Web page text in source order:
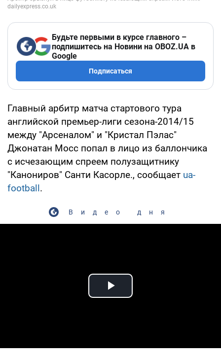
Будьте первыми в курсе главного –
подпишитесь на Новини на OBOZ.UA в
Google
Подписаться
Главный арбитр матча стартового тура
английской премьер-лиги сезона-2014/15
между "Арсеналом" и "Кристал Пэлас"
Джонатан Мосс попал в лицо из баллончика
с исчезающим спреем полузащитнику
"Канониров" Санти Касорле., сообщает ua-
football.
Видео дня
Play Video